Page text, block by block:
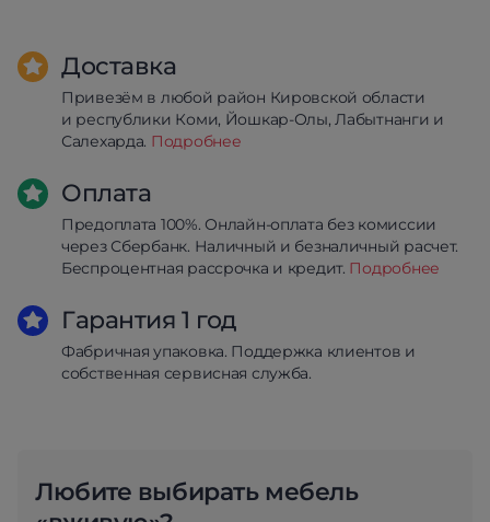
Доставка
Привезём в любой район Кировской области
и республики Коми, Йошкар-Олы, Лабытнанги и
Салехарда. Подробнее
Оплата
Предоплата 100%. Онлайн-оплата без комиссии
через Сбербанк. Наличный и безналичный расчет.
Беспроцентная рассрочка и кредит. Подробнее
Гарантия 1 год
Фабричная упаковка. Поддержка клиентов и
собственная сервисная служба.
Любите выбирать мебель